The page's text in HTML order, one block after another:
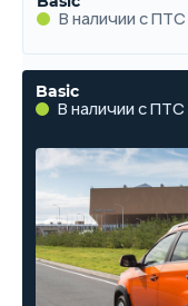
В наличии с ПТС
Basic
В наличии с ПТС